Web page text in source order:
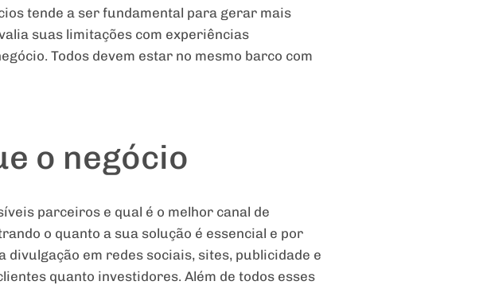
tende a ser fundamental para gerar mais
suas limitações com experiências
Todos devem estar no mesmo barco com
o negócio
parceiros e qual é o melhor canal de
o quanto a sua solução é essencial e por
divulgação em redes sociais, sites, publicidade e
quanto investidores. Além de todos esses